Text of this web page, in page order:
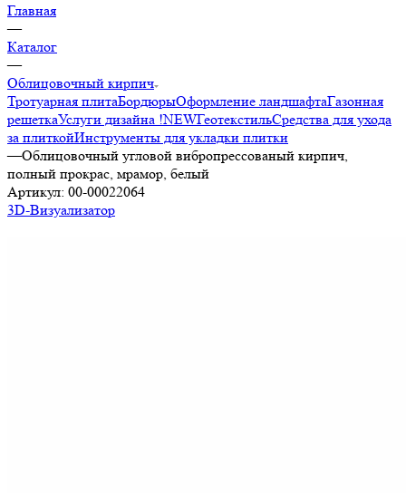
Главная
—
Каталог
—
Облицовочный кирпич
Тротуарная плитаБордюрыОформление ландшафтаГазонная
решеткаУслуги дизайна !NEWГеотекстильСредства для ухода
за плиткойИнструменты для укладки плитки
—Облицовочный угловой вибропрессованый кирпич,
полный прокрас, мрамор, белый
Артикул: 00-00022064
3D-Визуализатор